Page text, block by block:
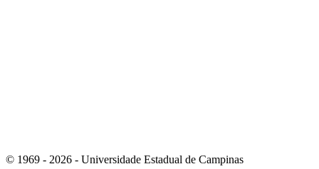
© 1969 - 2026 - Universidade Estadual de Campinas